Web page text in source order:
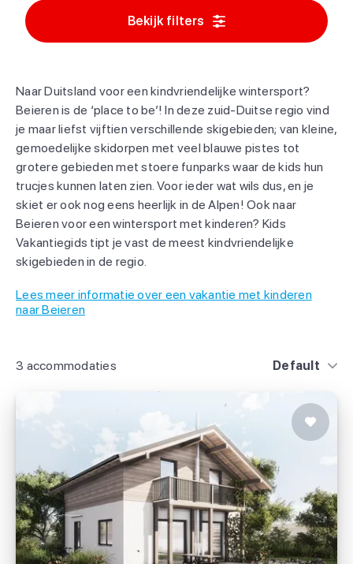
Bekijk filters
3 accommodaties Default
Landal Arber
Landal
Naar Duitsland voor een kindvriendelijke wintersport?
Beieren is de ‘place to be’! In deze zuid-Duitse regio vind
je maar liefst vijftien verschillende skigebieden; van kleine,
gemoedelijke skidorpen met veel blauwe pistes tot
grotere gebieden met stoere funparks waar de kids hun
trucjes kunnen laten zien. Voor ieder wat wils dus, en je
skiet er ook nog eens heerlijk in de Alpen! Ook naar
Beieren voor een wintersport met kinderen? Kids
Vakantiegids tipt je vast de meest kindvriendelijke
skigebieden in de regio.
Lees meer informatie over een vakantie met kinderen
naar Beieren